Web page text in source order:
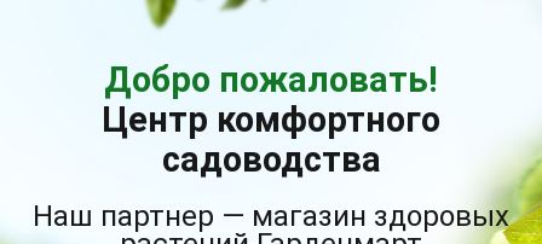
Добро пожаловать!
Центр комфортного
садоводства
Наш партнер — магазин здоровых